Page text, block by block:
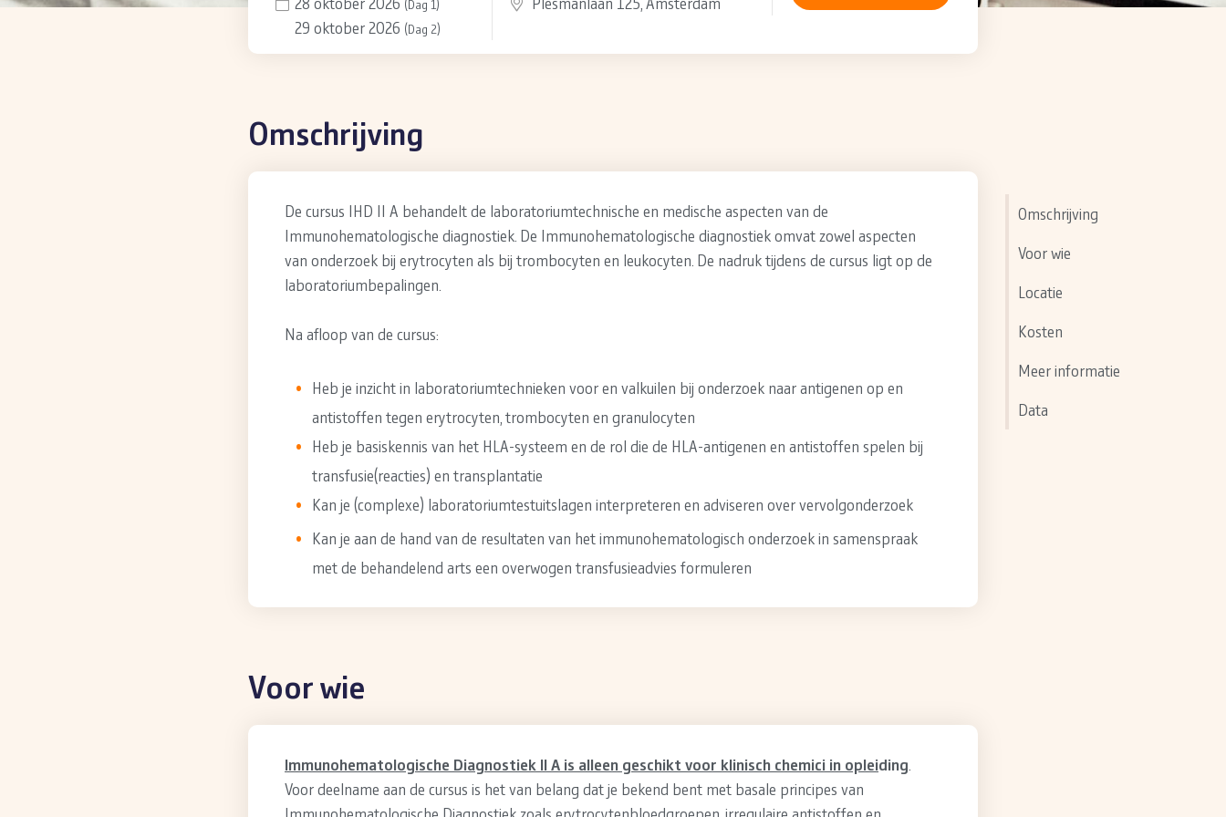
(Dag 1)
29 oktober 2026 (Dag 2)
Omschrijving
De cursus IHD II A behandelt de laboratoriumtechnische en medische aspecten van de
Immunohematologische diagnostiek. De Immunohematologische diagnostiek omvat zowel aspecten
van onderzoek bij erytrocyten als bij trombocyten en leukocyten. De nadruk tijdens de cursus ligt op de
laboratoriumbepalingen.
Na afloop van de cursus:
Heb je inzicht in laboratoriumtechnieken voor en valkuilen bij onderzoek naar antigenen op en
antistoffen tegen erytrocyten, trombocyten en granulocyten
Heb je basiskennis van het HLA-systeem en de rol die de HLA-antigenen en antistoffen spelen bij
transfusie(reacties) en transplantatie
Kan je (complexe) laboratoriumtestuitslagen interpreteren en adviseren over vervolgonderzoek
Kan je aan de hand van de resultaten van het immunohematologisch onderzoek in samenspraak
met de behandelend arts een overwogen transfusieadvies formuleren
Voor wie
Immunohematologische Diagnostiek II A is alleen geschikt voor klinisch chemici in opleiding.
Voor deelname aan de cursus is het van belang dat je bekend bent met basale principes van
Omschrijving
Voor wie
Locatie
Kosten
Meer informatie
Data